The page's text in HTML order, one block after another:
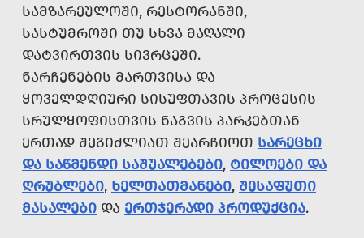
ᲡᲐᲛᲖᲐᲠᲔᲣᲚᲝᲨᲘ, ᲠᲔᲡᲢᲝᲠᲐᲜᲨᲘ,
ᲡᲐᲡᲢᲣᲛᲠᲝᲨᲘ ᲗᲣ ᲡᲮᲕᲐ ᲛᲐᲦᲐᲚᲘ
ᲓᲐᲢᲕᲘᲠᲗᲕᲘᲡ ᲡᲘᲕᲠᲪᲔᲨᲘ.
ᲜᲐᲠᲩᲔᲜᲔᲑᲘᲡ ᲛᲐᲠᲗᲕᲘᲡᲐ ᲓᲐ
ᲧᲝᲕᲔᲚᲓᲦᲘᲣᲠᲘ ᲡᲘᲡᲣᲤᲗᲐᲕᲘᲡ ᲞᲠᲝᲪᲔᲡᲘᲡ
ᲡᲠᲣᲚᲧᲝᲤᲘᲡᲗᲕᲘᲡ ᲜᲐᲒᲕᲘᲡ ᲞᲐᲠᲙᲔᲑᲗᲐᲜ
ᲔᲠᲗᲐᲓ ᲨᲔᲒᲘᲫᲚᲘᲐᲗ ᲨᲔᲐᲠᲩᲘᲝᲗ ᲡᲐᲠᲔᲪᲮᲘ
ᲓᲐ ᲡᲐᲬᲛᲔᲜᲓᲘ ᲡᲐᲨᲣᲐᲚᲔᲑᲔᲑᲘ, ᲢᲘᲚᲝᲔᲑᲘ ᲓᲐ
ᲦᲠᲣᲑᲚᲔᲑᲘ, ᲮᲔᲚᲗᲐᲗᲛᲐᲜᲔᲑᲘ, ᲨᲔᲡᲐᲤᲣᲗᲘ
ᲛᲐᲡᲐᲚᲔᲑᲘ ᲓᲐ ᲔᲠᲗᲯᲔᲠᲐᲓᲘ ᲞᲠᲝᲓᲣᲥᲪᲘᲐ.